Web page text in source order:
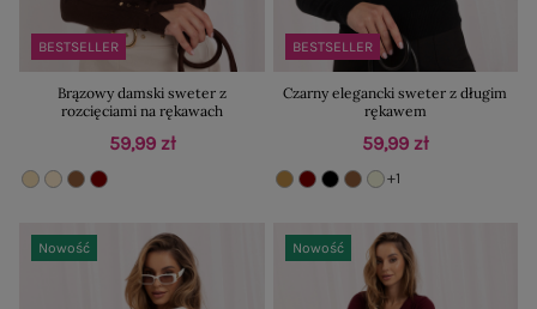
BESTSELLER
Brązowy damski sweter z
rozcięciami na rękawach
59,99 zł
BESTSELLER
Czarny elegancki sweter z długim
rękawem
59,99 zł
+1
Nowość Nowość